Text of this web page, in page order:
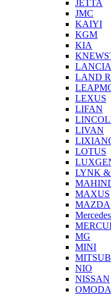
JETTA
JMC
KAIYI
KGM
KIA
LANCIA
LAND
LEXUS
LIFAN
LIVAN
LOTUS
LYNK &
MAXUS
MAZDA
MG
MINI
NIO
NISSAN
OMODA